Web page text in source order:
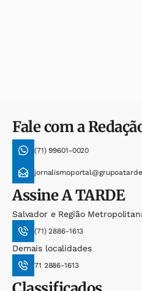
Fale com a
(71) 99601-0020
AssineA TARDE
Salvador e Região
(71) 2886-1613
Demais localidades
71 2886-1613